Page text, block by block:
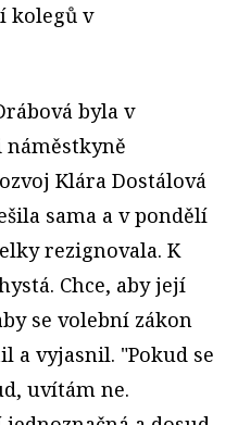
kolegů v
byla v
Klára Dostálová
sama a v pondělí
rezignovala. K
Chce, aby její
se volební zákon
a vyjasnil. "Pokud se
uvítám ne.